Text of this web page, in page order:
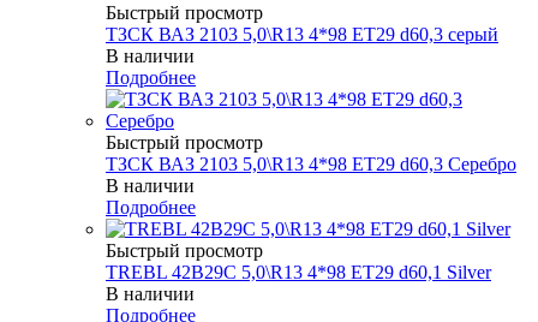
Быстрый просмотр
ТЗСК ВАЗ 2103 5,0\R13 4*98 ET29 d60,3 серый
В наличии
Подробнее
Быстрый просмотр
ТЗСК ВАЗ 2103 5,0\R13 4*98 ET29 d60,3 Серебро
В наличии
Подробнее
Быстрый просмотр
TREBL 42B29C 5,0\R13 4*98 ET29 d60,1 Silver
В наличии
Подробнее